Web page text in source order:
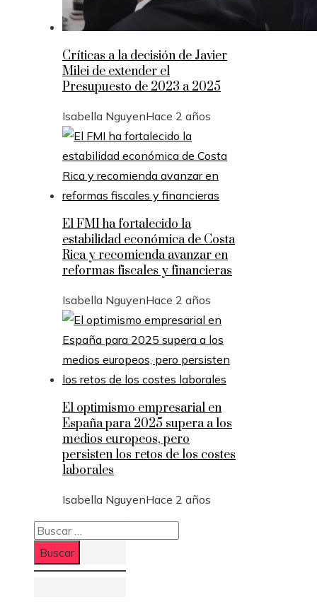
Críticas a la decisión de Javier
Milei de extender el
Presupuesto de 2023 a 2025
Isabella NguyenHace 2 años
El FMI ha fortalecido la
estabilidad económica de Costa
Rica y recomienda avanzar en
reformas fiscales y financieras
Isabella NguyenHace 2 años
El optimismo empresarial en
España para 2025 supera a los
medios europeos, pero
persisten los retos de los costes
laborales
Isabella NguyenHace 2 años
Buscar: